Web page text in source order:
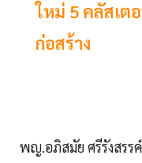
ใหม่ 5 คลัสเต
ก่อสร้าง
พญ.อภิสมัย ศรีรังสรร